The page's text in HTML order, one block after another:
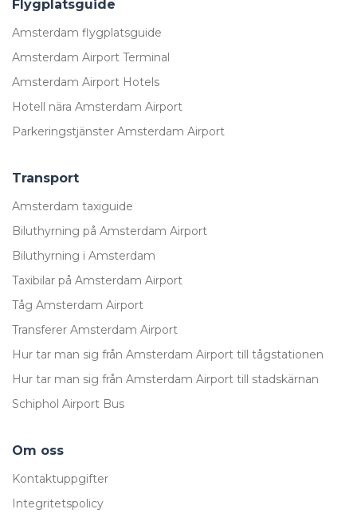
Flygplatsguide
Amsterdam flygplatsguide
Amsterdam Airport Terminal
Amsterdam Airport Hotels
Hotell nära Amsterdam Airport
Parkeringstjänster Amsterdam Airport
Transport
Amsterdam taxiguide
Biluthyrning på Amsterdam Airport
Biluthyrning i Amsterdam
Taxibilar på Amsterdam Airport
Tåg Amsterdam Airport
Transferer Amsterdam Airport
Hur tar man sig från Amsterdam Airport till tågstationen
Hur tar man sig från Amsterdam Airport till stadskärnan
Schiphol Airport Bus
Om oss
Kontaktuppgifter
Integritetspolicy